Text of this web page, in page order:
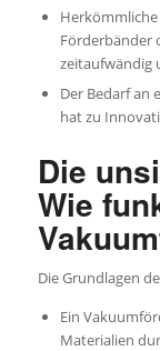
Förderbänder
zeitaufwändig
Der Bedarf an
hat zu
Die
Wie
Die Grundlagen
Ein
Materialien